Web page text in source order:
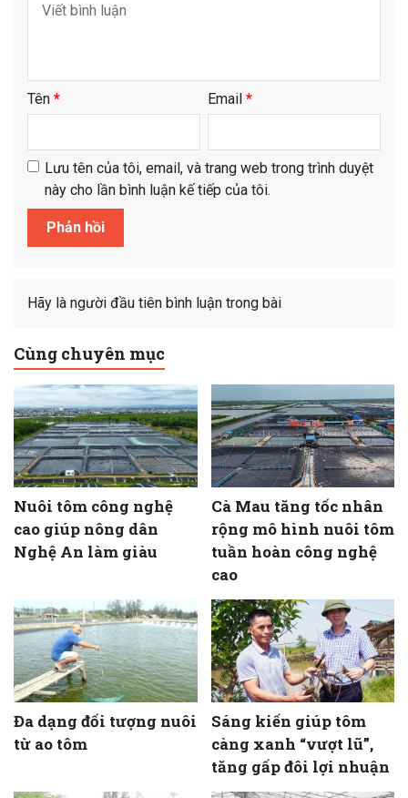
Tên * Email *
Lưu tên của tôi, email, và trang web trong trình duyệt
này cho lần bình luận kế tiếp của tôi.
Hãy là người đầu tiên bình luận trong bài
Cùng chuyên mục
Nuôi tôm công nghệ
cao giúp nông dân
Nghệ An làm giàu
Cà Mau tăng tốc nhân
rộng mô hình nuôi tôm
tuần hoàn công nghệ
cao
Đa dạng đối tượng nuôi
từ ao tôm
Sáng kiến giúp tôm
càng xanh “vượt lũ”,
tăng gấp đôi lợi nhuận